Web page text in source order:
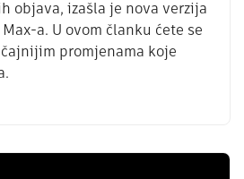
objava, izašla je nova verzija
a. U ovom članku ćete se
promjenama koje